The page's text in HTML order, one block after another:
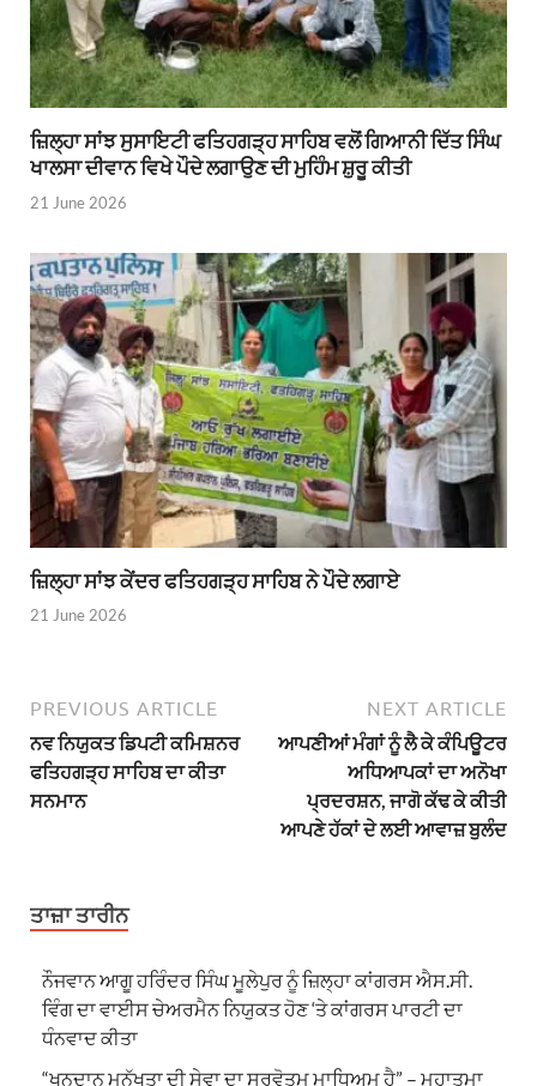
ਜ਼ਿਲ੍ਹਾ ਸਾਂਝ ਸੁਸਾਇਟੀ ਫਤਿਹਗੜ੍ਹ ਸਾਹਿਬ ਵਲੋਂ ਗਿਆਨੀ ਦਿੱਤ ਸਿੰਘ
ਖਾਲਸਾ ਦੀਵਾਨ ਵਿਖੇ ਪੌਦੇ ਲਗਾਉਣ ਦੀ ਮੁਹਿੰਮ ਸ਼ੁਰੂ ਕੀਤੀ
21 June 2026
ਜ਼ਿਲ੍ਹਾ ਸਾਂਝ ਕੇਂਦਰ ਫਤਿਹਗੜ੍ਹ ਸਾਹਿਬ ਨੇ ਪੌਦੇ ਲਗਾਏ
21 June 2026
PREVIOUS ARTICLE
ਨਵ ਨਿਯੁਕਤ ਡਿਪਟੀ ਕਮਿਸ਼ਨਰ
ਫਤਿਹਗੜ੍ਹ ਸਾਹਿਬ ਦਾ ਕੀਤਾ
ਸਨਮਾਨ
NEXT ARTICLE
ਆਪਣੀਆਂ ਮੰਗਾਂ ਨੂੰ ਲੈ ਕੇ ਕੰਪਿਊਟਰ
ਅਧਿਆਪਕਾਂ ਦਾ ਅਨੋਖਾ
ਪ੍ਰਦਰਸ਼ਨ, ਜਾਗੋ ਕੱਢ ਕੇ ਕੀਤੀ
ਆਪਣੇ ਹੱਕਾਂ ਦੇ ਲਈ ਆਵਾਜ਼ ਬੁਲੰਦ
ਤਾਜ਼ਾ ਤਾਰੀਨ
ਨੌਜਵਾਨ ਆਗੂ ਹਰਿੰਦਰ ਸਿੰਘ ਮੂਲੇਪੁਰ ਨੂੰ ਜ਼ਿਲ੍ਹਾ ਕਾਂਗਰਸ ਐਸ.ਸੀ.
ਵਿੰਗ ਦਾ ਵਾਈਸ ਚੇਅਰਮੈਨ ਨਿਯੁਕਤ ਹੋਣ ‘ਤੇ ਕਾਂਗਰਸ ਪਾਰਟੀ ਦਾ
ਧੰਨਵਾਦ ਕੀਤਾ
“ਖੂਨਦਾਨ ਮਨੁੱਖਤਾ ਦੀ ਸੇਵਾ ਦਾ ਸਰਵੋਤਮ ਮਾਧਿਅਮ ਹੈ” – ਮਹਾਤਮਾ